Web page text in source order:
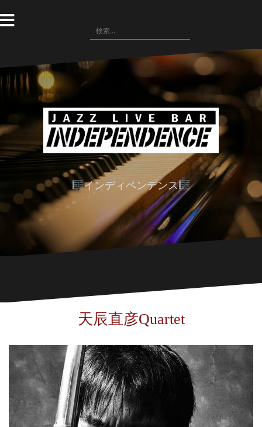
ン
テ
へ
ス
検
索:
インディペンデンス
天辰直彦Quartet